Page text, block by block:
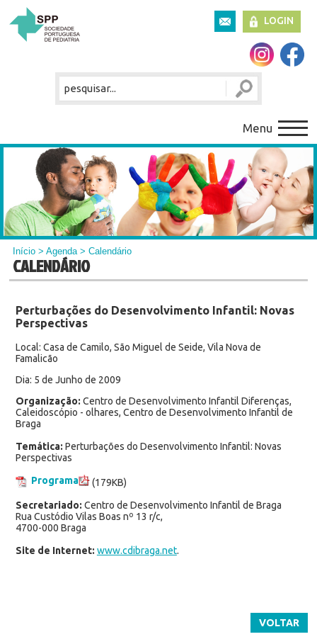
LOGIN
Menu
Início >Agenda> Calendário
CALENDÁRIO
Perturbações do Desenvolvimento Infantil: Novas
Perspectivas
Local: Casa de Camilo, São Miguel de Seide, Vila Nova de
Famalicão
Dia: 5 de Junho de 2009
Organização: Centro de Desenvolvimento Infantil Diferenças,
Caleidoscópio - olhares, Centro de Desenvolvimento Infantil de
Braga
Temática: Perturbações do Desenvolvimento Infantil: Novas
Perspectivas
Programa
(179KB)
Secretariado: Centro de Desenvolvimento Infantil de Braga
Rua Custódio Vilas Boas nº 13 r/c,
4700-000 Braga
Site de Internet: www.cdibraga.net.
VOLTAR